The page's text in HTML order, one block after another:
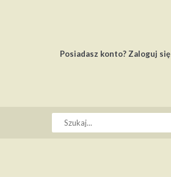
Posiadasz konto? Zaloguj się